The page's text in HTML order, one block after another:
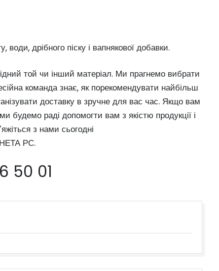
дрібного піску і вапнякової добавки.
той чи інший матеріал. Ми прагнемо вибрати
команда знає, як порекомендувати найбільш
доставку в зручне для вас час. Якщо вам
будемо раді допомогти вам з якістю продукції і
з нами сьогодні
РС.
50 01